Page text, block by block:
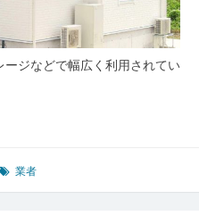
ジなどで幅広く利用されてい
業者